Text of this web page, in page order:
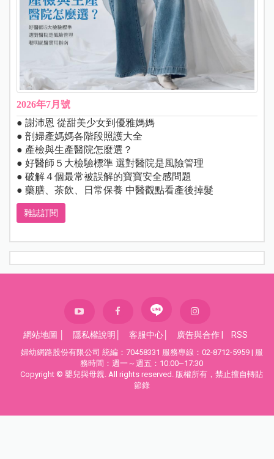
2026年7月號
● 謝沛恩 從甜美少女到優雅媽媽
● 剖婦產媽媽各階段照護大全
● 產檢與生產醫院怎麼選？
● 好醫師５大檢驗標準 選對醫院是風險管理
● 破解４個最常被誤解的寶寶安全感問題
● 藥膳、茶飲、日常保養 中醫觀點看產後掉髮
雜誌訂閱
網站地圖 隱私權說明 客服中心 廣告與合作| RSS
婦幼網路股份有限公司 統編：70458331 服務專線：02-8712-5959 | 服
務時間：週一～週五：10:00~17:30
Copyright © 嬰兒與母親. All rights reserved. 版權所有，禁止擅自轉貼
節錄